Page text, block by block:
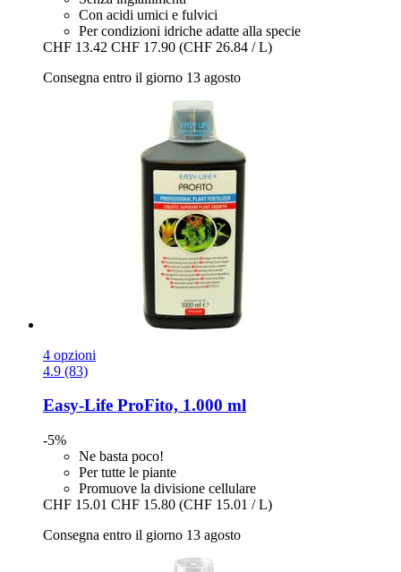
Con acidi umici e fulvici
Per condizioni idriche adatte alla specie
CHF 13.42 CHF 17.90 (CHF 26.84 / L)
Consegna entro il giorno 13 agosto
4 opzioni
4.9 (83)
Easy-Life ProFito, 1.000 ml
-5%
Ne basta poco!
Per tutte le piante
Promuove la divisione cellulare
CHF 15.01 CHF 15.80 (CHF 15.01 / L)
Consegna entro il giorno 13 agosto